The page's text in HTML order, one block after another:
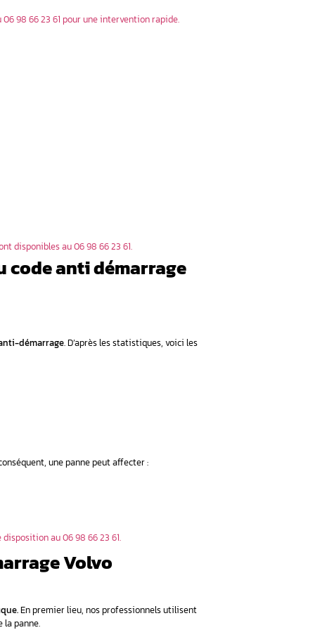
de la clé
vous faire vous-même ?
méthodique :
spécifiques
à l’expert
anti-démarrage
:
faire ?
:
le système